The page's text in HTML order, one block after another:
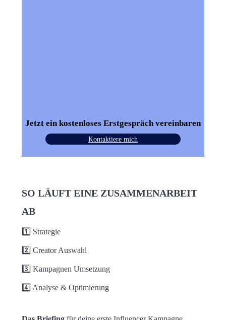
Jetzt ein kostenloses Erstgesprächvereinbaren
Kontaktiere mich
SO LÄUFT EINE ZUSAMMENARBEIT
AB
1️⃣ Strategie
2️⃣ Creator Auswahl
3️⃣ Kampagnen Umsetzung
4️⃣ Analyse & Optimierung